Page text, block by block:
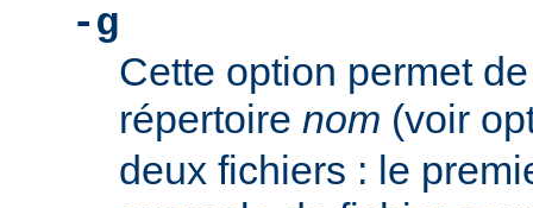
-g
Cette option permet
répertoire nom (voir
deux fichiers : le